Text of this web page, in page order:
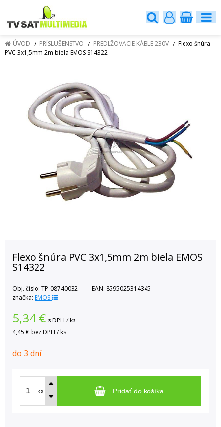
ÚVOD PRÍSLUŠENSTVO PREDLŽOVACIE KÁBLE 230V
Flexo šnúra
PVC 3x1,5mm 2m biela EMOS S14322
Flexo šnúra PVC 3x1,5mm 2m biela EMOS
S14322
Obj. čislo: TP-08740032 EAN: 8595025314345
značka: EMOS
5,34 € s DPH / ks
4,45 € bez DPH / ks
do 3 dní
ks Pridať do košíka